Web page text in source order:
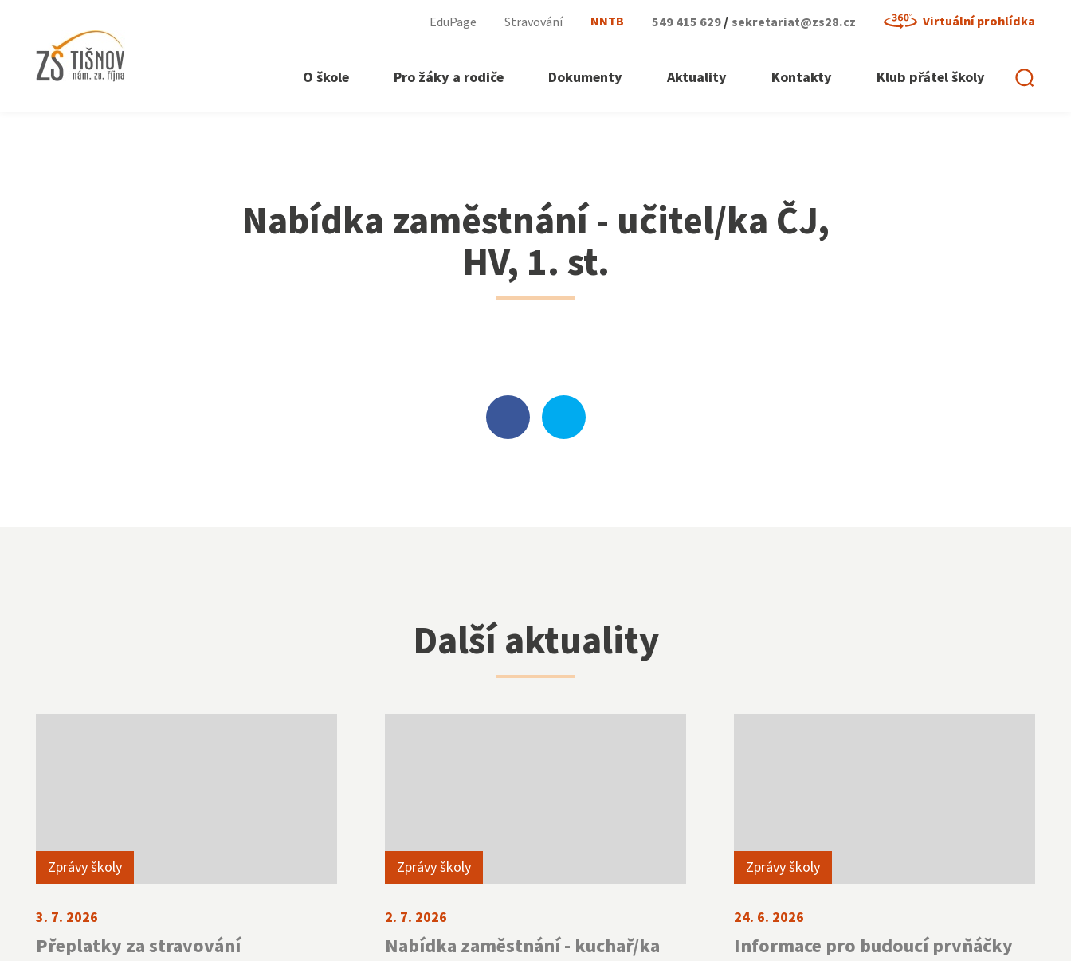
O škole Pro žáky a rodiče Dokumenty Aktuality Kontakty Klub přátel školy
EduPage Stravování NNTB 549 415 629/sekretariat@zs28.cz Virtuální prohlídka
Nabídka zaměstnání - učitel/ka ČJ,
HV, 1. st.
Další aktuality
Zprávy školy
3. 7. 2026
Přeplatky za stravování
Zprávy školy
2. 7. 2026
Nabídka zaměstnání - kuchař/ka
Zprávy školy
24. 6. 2026
Informace pro budoucí prvňáčky